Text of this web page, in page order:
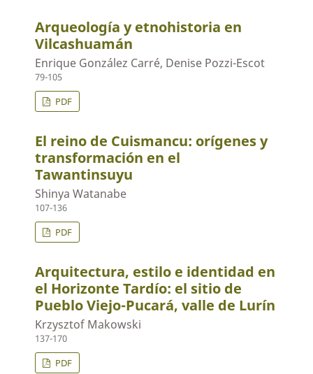
Arqueología y etnohistoria en
Vilcashuamán
Enrique González Carré, Denise Pozzi-Escot
79-105
PDF
El reino de Cuismancu: orígenes y
transformación en el
Tawantinsuyu
Shinya Watanabe
107-136
PDF
Arquitectura, estilo e identidad en
el Horizonte Tardío: el sitio de
Pueblo Viejo-Pucará, valle de Lurín
Krzysztof Makowski
137-170
PDF